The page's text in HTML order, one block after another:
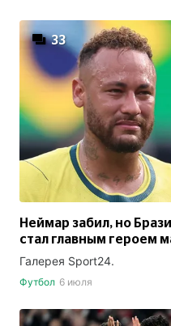
Неймар забил, но
стал главным героем
33
Галерея Sport24.
Футбол 6 июля